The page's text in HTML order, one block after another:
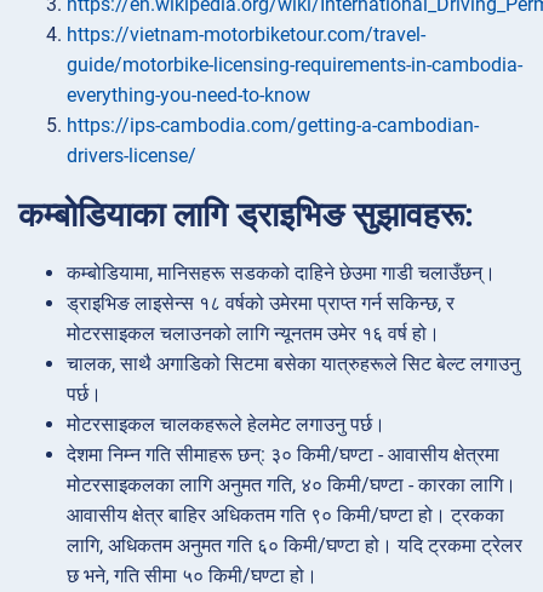
https://en.wikipedia.org/wiki/
https://vietnam-motorbiketour.com/travel-
guide/motorbike-licensing-requirements-in-cambodia-
everything-you-need-to-know
https://ips-cambodia.com/getting-a-cambodian-
drivers-license/
कम्बोडियाका लागि ड्राइभिङ सुझावहरू:
कम्बोडियामा, मानिसहरू सडकको दाहिने छेउमा गाडी चलाउँछन्।
ड्राइभिङ लाइसेन्स १८ वर्षको उमेरमा प्राप्त गर्न सकिन्छ, र
मोटरसाइकल चलाउनको लागि न्यूनतम उमेर १६ वर्ष हो।
चालक, साथै अगाडिको सिटमा बसेका यात्रुहरूले सिट बेल्ट लगाउनु
पर्छ।
मोटरसाइकल चालकहरूले हेलमेट लगाउनु पर्छ।
देशमा निम्न गति सीमाहरू छन्: ३० किमी/घण्टा - आवासीय क्षेत्रमा
मोटरसाइकलका लागि अनुमत गति, ४० किमी/घण्टा - कारका लागि।
आवासीय क्षेत्र बाहिर अधिकतम गति ९० किमी/घण्टा हो। ट्रकका
लागि, अधिकतम अनुमत गति ६० किमी/घण्टा हो। यदि ट्रकमा ट्रेलर
छ भने, गति सीमा ५० किमी/घण्टा हो।